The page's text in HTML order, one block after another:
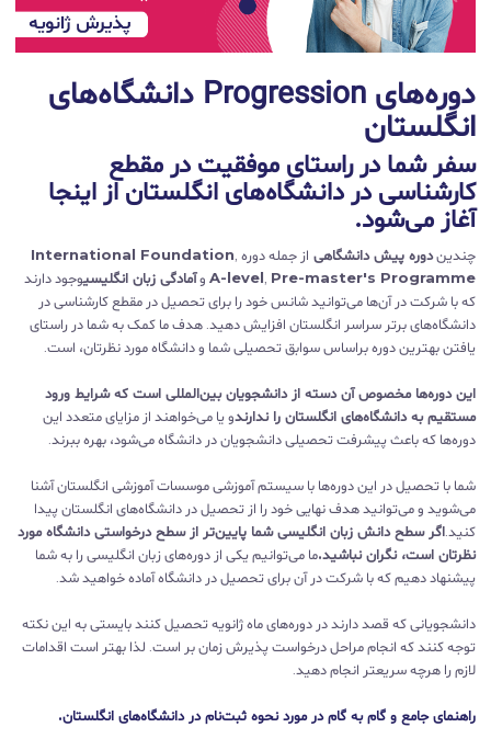
دوره‌های Progression دانشگاه‌های
انگلستان
سفر شما در راستای موفقیت در مقطع
کارشناسی در دانشگاه‌های انگلستان از اینجا
آغاز می‌شود.
چندیندوره پیش دانشگاهی از جمله دوره International Foundation
A-level Pre-master's Programme وآمادگی زبان انگلیسیوجود دارند
که با شرکت در آن‌ها می‌توانید شانس خود را برای تحصیل در مقطع کارشناسی در
دانشگاه‌های برتر سراسر انگلستان افزایش دهید. هدف ما کمک به شما در راستای
یافتن بهترین دوره براساس سوابق تحصیلی شما و دانشگاه مورد نظرتان، است.
این دوره‌ها مخصوص آن دسته از دانشجویان بین‌المللی است که شرایط ورود
مستقیم به دانشگاه‌های انگلستان را ندارندو یا می‌خواهند از مزایای متعدد این
دوره‌ها که باعث پیشرفت تحصیلی دانشجویان در دانشگاه می‌شود، بهره ببرند.
شما با تحصیل در این دوره‌ها با سیستم آموزشی موسسات آموزشی انگلستان آشنا
می‌شوید و می‌توانید هدف نهایی خود را از تحصیل در دانشگاه‌های انگلستان پیدا
کنید.اگر سطح دانش زبان انگلیسی شما پایین‌تر از سطح درخواستی دانشگاه مورد
نظرتان است، نگران نباشید.ما می‌توانیم یکی از دوره‌های زبان انگلیسی را به شما
پیشنهاد دهیم که با شرکت در آن برای تحصیل در دانشگاه آماده خواهید شد.
دانشجویانی که قصد دارند در دوره‌های ماه ژانویه تحصیل کنند بایستی به این نکته
توجه کنند که انجام مراحل درخواست پذیرش زمان بر است. لذا بهتر است اقدامات
لازم را هرچه سریعتر انجام دهید.
راهنمای جامع و گام به گام در مورد نحوه ثبت‌‌نام در دانشگاه‌های انگلستان.